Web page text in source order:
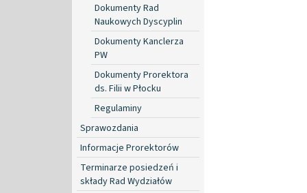
Dokumenty Rad
Naukowych Dyscyplin
Dokumenty Kanclerza
PW
Dokumenty Prorektora
ds. Filii w Płocku
Regulaminy
Sprawozdania
Informacje Prorektorów
Terminarze posiedzeń i
składy Rad Wydziałów